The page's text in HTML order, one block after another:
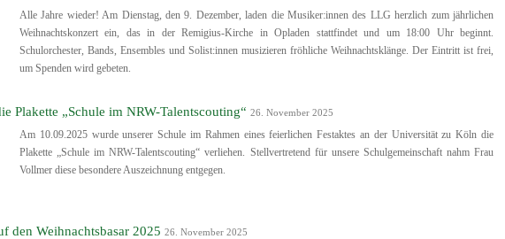
Alle Jahre wieder! Am Dienstag, den 9. Dezember, laden die Musiker:innen des LLG herzlich zum jährlichen
Weihnachtskonzert ein, das in der Remigius-Kirche in Opladen stattfindet und um 18:00 Uhr beginnt.
Schulorchester, Bands, Ensembles und Solist:innen musizieren fröhliche Weihnachtsklänge. Der Eintritt ist frei,
um Spenden wird gebeten.
Plakette „Schule im NRW-Talentscouting“ 26. November 2025
Am 10.09.2025 wurde unserer Schule im Rahmen eines feierlichen Festaktes an der Universität zu Köln die
Plakette „Schule im NRW-Talentscouting“ verliehen. Stellvertretend für unsere Schulgemeinschaft nahm Frau
Vollmer diese besondere Auszeichnung entgegen.
den Weihnachtsbasar 2025 26. November 2025